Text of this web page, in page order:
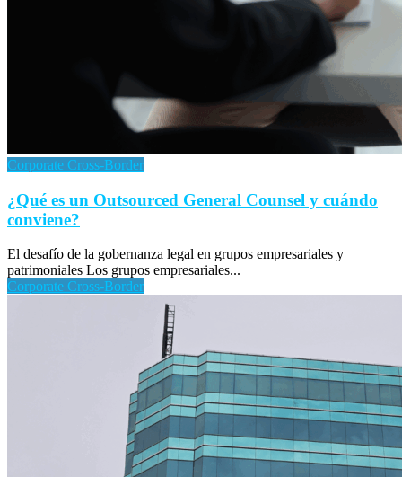
Corporate Cross-Border
¿Qué es un Outsourced General Counsel y cuándo
conviene?
El desafío de la gobernanza legal en grupos empresariales y
patrimoniales Los grupos empresariales...
Corporate Cross-Border